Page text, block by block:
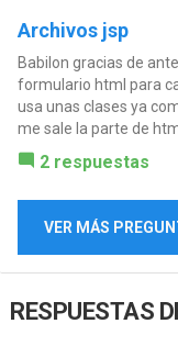
Archivos jsp
Babilon gracias de
formulario html para
usa unas clases ya
me sale la parte de
2 respuestas
VER MÁS
RESPUESTAS